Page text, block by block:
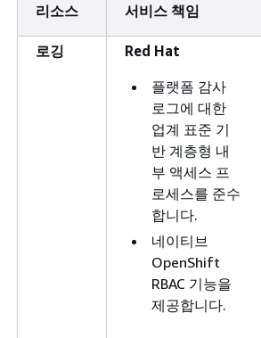
리소스 서비스 책임
로깅
Red Hat
플랫폼 감사
로그에 대한
업계 표준 기
반 계층형 내
부 액세스 프
로세스를 준수
합니다.
네이티브
OpenShift
RBAC 기능을
제공합니다.